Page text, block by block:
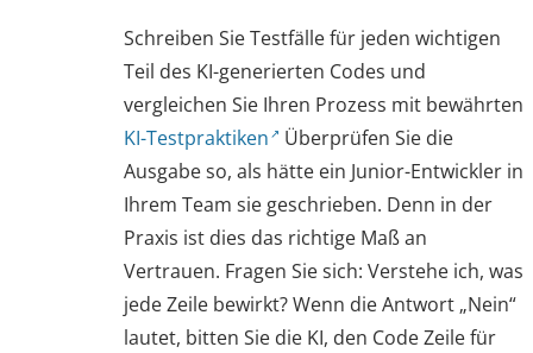
Schreiben Sie Testfälle für jeden wichtigen
Teil des KI-generierten Codes und
vergleichen Sie Ihren Prozess mit bewährten
KI-Testpraktiken
Überprüfen Sie die
Ausgabe so, als hätte ein Junior-Entwickler in
Ihrem Team sie geschrieben. Denn in der
Praxis ist dies das richtige Maß an
Vertrauen. Fragen Sie sich: Verstehe ich, was
jede Zeile bewirkt? Wenn die Antwort „Nein“
lautet, bitten Sie die KI, den Code Zeile für